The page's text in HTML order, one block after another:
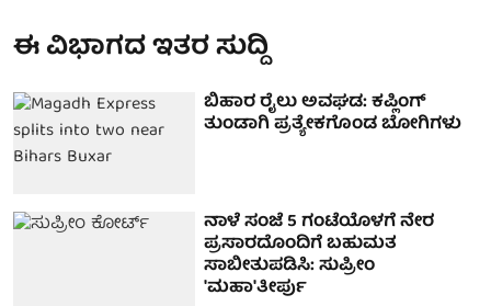
ಈ ವಿಭಾಗದ ಇತರ ಸುದ್ದಿ
ಬಿಹಾರ ರೈಲು ಅವಘಡ: ಕಪ್ಲಿಂಗ್
ತುಂಡಾಗಿ ಪ್ರತ್ಯೇಕಗೊಂಡ ಬೋಗಿಗಳು
ನಾಳೆ ಸಂಜೆ 5 ಗಂಟೆಯೊಳಗೆ ನೇರ
ಪ್ರಸಾರದೊಂದಿಗೆ ಬಹುಮತ
ಸಾಬೀತುಪಡಿಸಿ: ಸುಪ್ರೀಂ
'ಮಹಾ'ತೀರ್ಪು